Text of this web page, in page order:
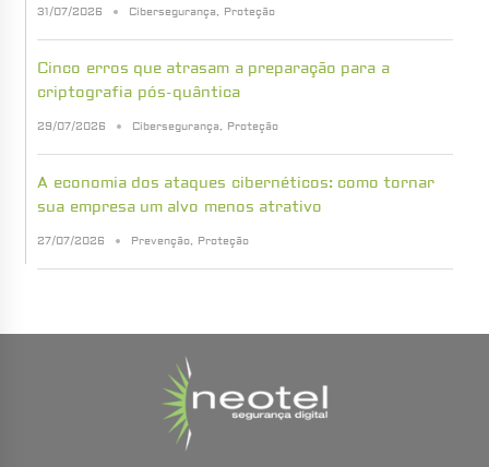
31/07/2026 Cibersegurança, Proteção
Cinco erros que atrasam a preparação para a
criptografia pós-quântica
29/07/2026 Cibersegurança, Proteção
A economia dos ataques cibernéticos: como tornar
sua empresa um alvo menos atrativo
27/07/2026 Prevenção, Proteção